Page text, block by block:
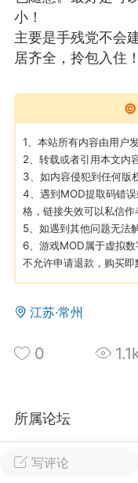
我的钱包
大人
Lv.8
02-10 15:45
电脑端
卖挂
禁止发布联机
单机辅助引流私下
作弊模组的发布规范
环境，中文网特此发
大人
Lv.8
写评论
小！
主要是手残党不会
居齐全，拎包入住！
1、本站所有内容由用户
2、转载或者引用本文内
3、如内容侵犯到任何版
4、遇到MOD提取码错
格，链接失效可以私信作
5、如遇到其他问题无法
6、游戏MOD属于虚拟
不允许申请退款，购买即
江苏·常州
0
所属论坛